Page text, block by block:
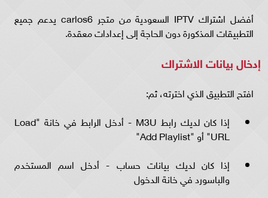
أفضل اشتراك IPTV السعودية من متجر carlos6 يدعم جميع
التطبيقات المذكورة دون الحاجة إلى إعدادات معقدة.
إدخال بيانات الاشتراك
افتح التطبيق الذي اخترته، ثم:
إذا كان لديك رابط M3U - أدخل الرابط في خانة "Load
URL" أو "Add Playlist"
إذا كان لديك بيانات حساب - أدخل اسم المستخدم
والباسورد في خانة الدخول